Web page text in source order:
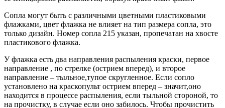
Сопла могут быть с различными цветными пластиковыми
флажками, цвет флажка не влияет на тип размера сопла, это
только дизайн. Номер сопла 215 указан, пропечатан на хвосте
пластикового флажка.
У флажка есть два направления распыления краски, первое
направление , по стрелке (острием вперед), и второе
направление – тыльное,тупое скругленное. Если сопло
установлено на краскопульт острием вперед – значит,оно
находится в процессе распыления, если тыльной стороной, то
на прочистку, в случае если оно забилось. Чтобы прочистить